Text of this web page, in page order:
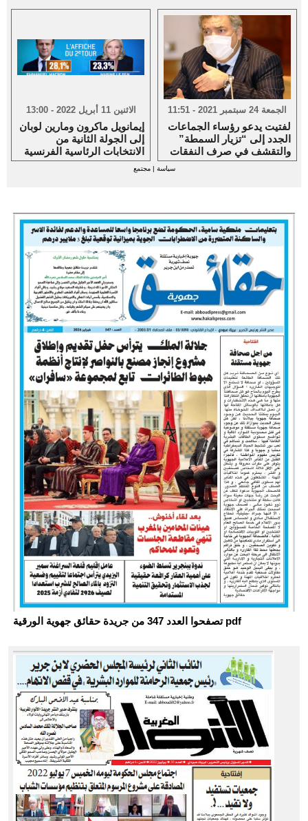
تصفحوا العدد 347 من جريدة حقائق جهوية الورقية pdf
الاثنين 11 أبريل 2022 - 13:00
إيمانويل ماكرون ومارين لوبان
إلى الجولة الثانية من
الانتخابات الرئاسية الفرنسية
الجمعة 24 سبتمبر 2021 - 11:51
لفتيت يدعو رؤساء الجماعات
الجدد إلى “تزيار السمطة”
والتقشف في صرف النفقات
سياسة |مجتمع